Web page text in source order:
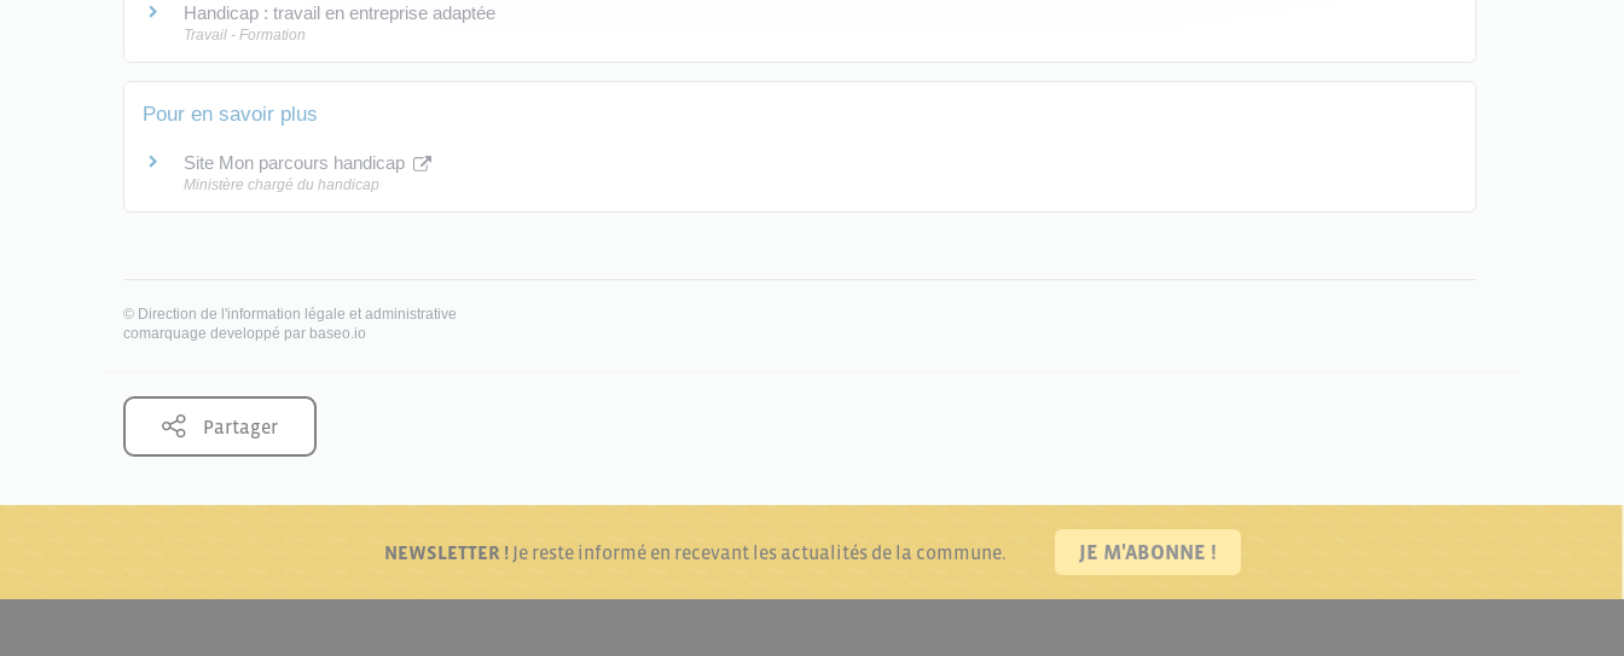
Handicap : travail en entreprise adaptée
Travail - Formation
Pour en savoir plus
Site Mon parcours handicap
Ministère chargé du handicap
© Direction de l'information légale et administrative
comarquage developpé par baseo.io
Partager
NEWSLETTER !Je reste informé en recevant les actualités de la commune. JE M'ABONNE !